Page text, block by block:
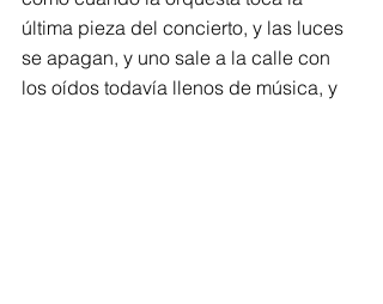
última pieza del concierto, y las luces
se apagan, y uno sale a la calle con
los oídos todavía llenos de música, y